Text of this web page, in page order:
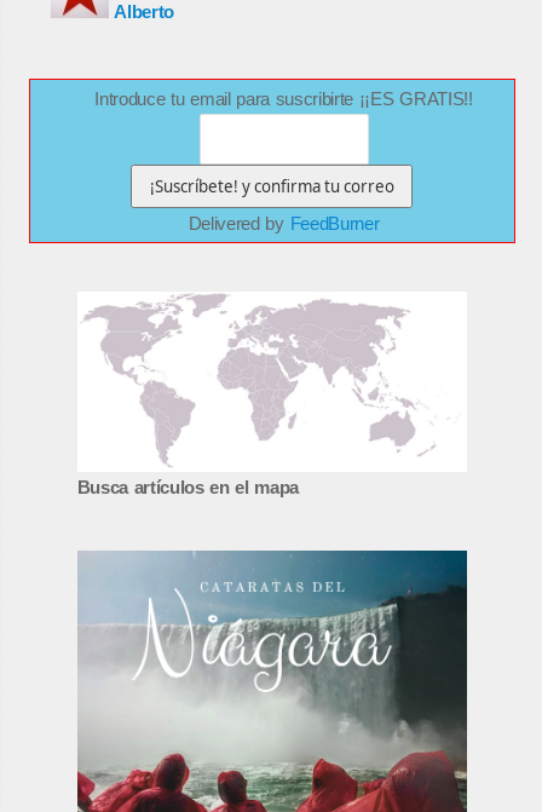
Alberto
Introduce tu email para suscribirte ¡¡ES GRATIS!!
Delivered by FeedBurner
Busca artículos en el mapa